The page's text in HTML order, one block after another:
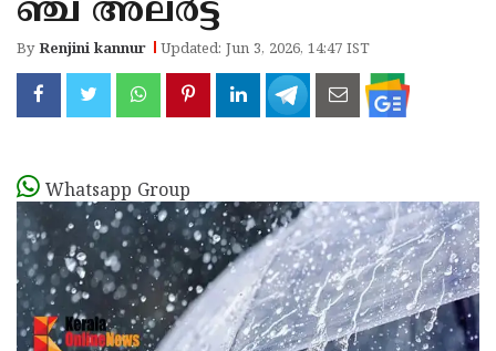
ഞ്ച് അലര്‍ട്ട്
ByRenjini kannur Updated: Jun 3, 2026, 14:47 IST
Whatsapp Group